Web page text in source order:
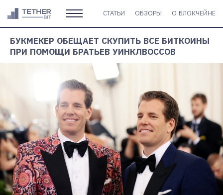
СТАТЬИ ОБЗОРЫ О БЛОКЧЕЙНЕ
БУКМЕКЕР ОБЕЩАЕТ СКУПИТЬ ВСЕ БИТКОИНЫ
ПРИ ПОМОЩИ БРАТЬЕВ УИНКЛВОССОВ